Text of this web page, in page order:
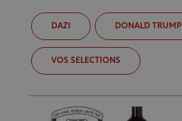
DAZI DONALD TRUMP
VOS SELECTIONS